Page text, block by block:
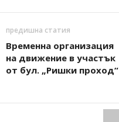
предишна статия
Временна организация
на движение в участък
от бул. „Ришки проход“